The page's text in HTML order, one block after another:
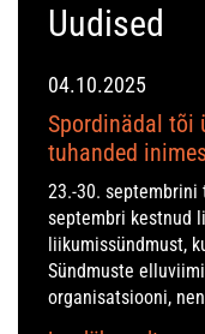
Uudised
04.10.2025
Spordinädal tõi
tuhanded
23.-30.
septembri kestnud
liikumissündmust,
Sündmuste
organisatsiooni,